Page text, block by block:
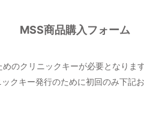
MSS商品購入フォーム
のクリニックキーが必要となります
クキー発行のために初回のみ下記